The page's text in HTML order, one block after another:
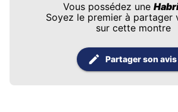
Vous possédez une
Soyez le premier à partager
sur cette montre
Partager son avis